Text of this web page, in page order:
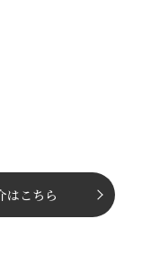
はこちら